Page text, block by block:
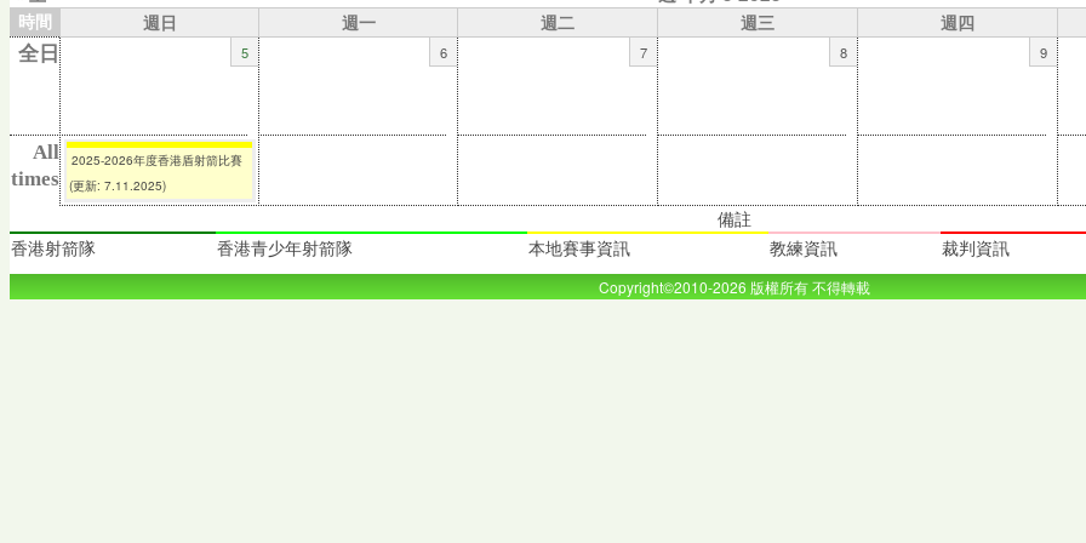
時間 週日 週一 週二 週三 週四
全日 5 6 7 8 9
All
times
2025-2026年度香港盾射箭比賽
(更新: 7.11.2025)
備註
香港射箭隊
香港青少年射箭隊 本地賽事資訊 教練資訊 裁判資訊
Copyright©2010-2026 版權所有 不得轉載